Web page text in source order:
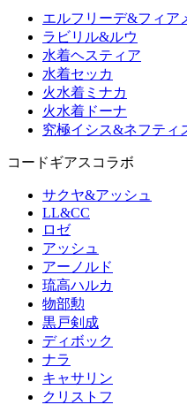
エルフリーデ&フィア
ラビリル&ルウ
水着ヘスティア
水着セッカ
火水着ミナカ
火水着ドーナ
究極イシス&ネフティ
コードギアスコラボ
サクヤ&アッシュ
LL&CC
ロゼ
アッシュ
アーノルド
琉高ハルカ
物部勲
黒戸剣成
ディボック
ナラ
キャサリン
クリストフ